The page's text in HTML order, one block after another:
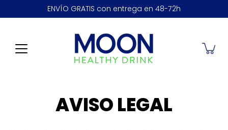
a
sección
ENVÍO GRATIS con entrega en 48-72h
AVISO LEGAL